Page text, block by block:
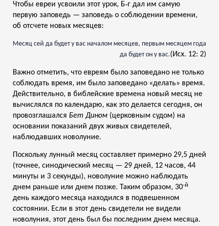
Чтобы евреи усвоили этот урок, Б‑г дал им самую
первую заповедь — заповедь о соблюдении времени,
об отсчете новых месяцев:
Месяц сей да будет у вас началом месяцев, первым месяцем года
да будет он у вас.(Исх. 12: 2)
Важно отметить, что евреям было заповедано не только
соблюдать время, им было заповедано «делать» время.
Действительно, в библейские времена новый месяц не
вычислялся по календарю, как это делается сегодня, он
провозглашался Бет Дином (церковным судом) на
основании показаний двух живых свидетелей,
наблюдавших новолуние.
Поскольку лунный месяц составляет примерно 29,5 дней
(точнее, синодический месяц — 29 дней, 12 часов, 44
минуты и 3 секунды), новолуние можно наблюдать
днем раньше или днем позже. Таким образом, 30-й
день каждого месяца находился в подвешенном
состоянии. Если в этот день свидетели не видели
новолуния, этот день был бы последним днем месяца.